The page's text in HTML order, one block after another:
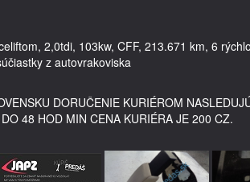
2,0tdi, 103kw, CFF, 213.671 km, 6
z autovrakoviska
DORUČENIE KURIÉROM
48 HOD MIN CENA KURIÉRA JE 200 CZ.